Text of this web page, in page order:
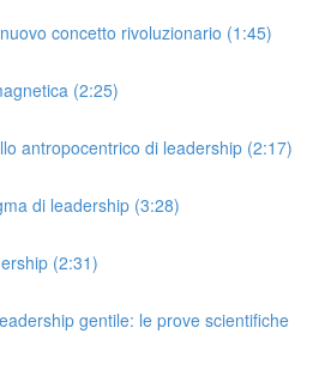
concetto rivoluzionario (1:45)
(2:25)
antropocentrico di leadership (2:17)
di leadership (3:28)
(2:31)
gentile: le prove scientifiche